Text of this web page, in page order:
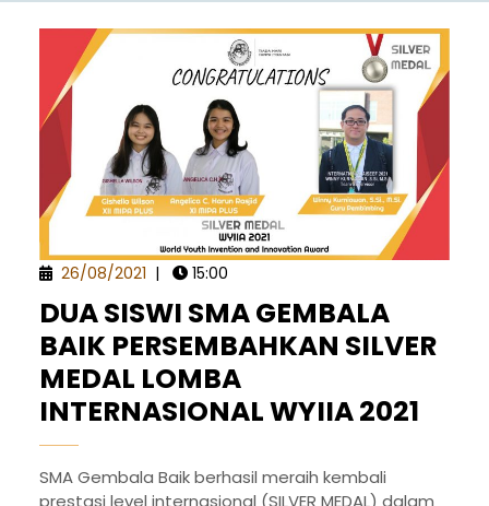
26/08/2021 | 15:00
DUA SISWI SMA GEMBALA
BAIK PERSEMBAHKAN SILVER
MEDAL LOMBA
INTERNASIONAL WYIIA 2021
SMA Gembala Baik berhasil meraih kembali
prestasi level internasional (SILVER MEDAL) dalam